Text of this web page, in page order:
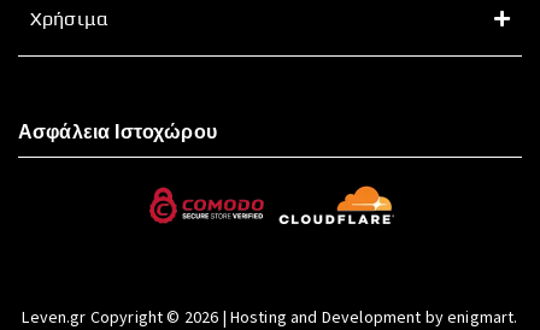
Χρήσιμα
Ασφάλεια Ιστοχώρου
Leven.gr Copyright © 2026 | Hosting and Development by enigmart.